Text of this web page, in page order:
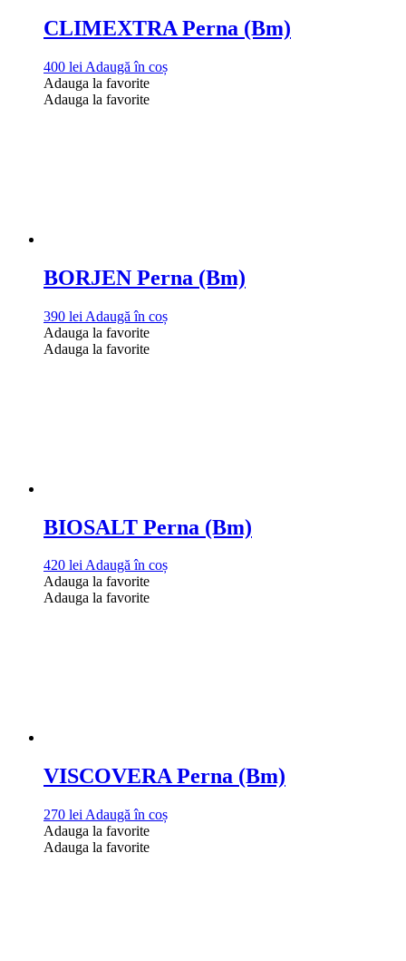
CLIMEXTRA Perna (Bm)
400 lei Adaugă în coș
Adauga la favorite
Adauga la favorite
BORJEN Perna (Bm)
390 lei Adaugă în coș
Adauga la favorite
Adauga la favorite
BIOSALT Perna (Bm)
420 leiAdaugă în coș
Adauga la favorite
Adauga la favorite
VISCOVERA Perna (Bm)
270 lei Adaugă în coș
Adauga la favorite
Adauga la favorite